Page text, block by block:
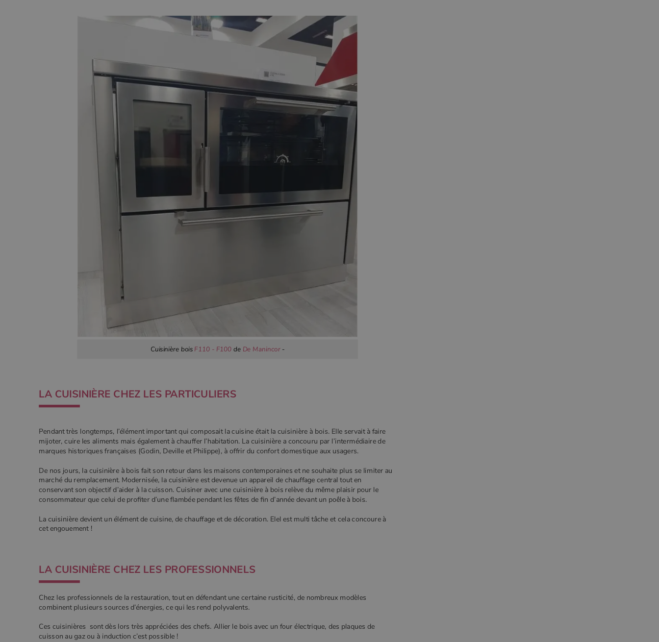
Cuisinière bois F110 - F100 de De Manincor-
LA CUISINIÈRE CHEZ LES PARTICULIERS
Pendant très longtemps, l’élément important qui composait la cuisine était la cuisinière à bois. Elle servait à faire
mijoter, cuire les aliments mais également à chauffer l’habitation. La cuisinière a concouru par l’intermédiaire de
marques historiques françaises (Godin, Deville et Philippe), à offrir du confort domestique aux usagers.
De nos jours, la cuisinière à bois fait son retour dans les maisons contemporaines et ne souhaite plus se limiter au
marché du remplacement. Modernisée, la cuisinière est devenue un appareil de chauffage central tout en
conservant son objectif d’aider à la cuisson. Cuisiner avec une cuisinière à bois relève du même plaisir pour le
consommateur que celui de profiter d’une flambée pendant les fêtes de fin d’année devant un poêle à bois.
La cuisinière devient un élément de cuisine, de chauffage et de décoration. Elel est multi tâche et cela concoure à
cet engouement !
LA CUISINIÈRE CHEZ LES PROFESSIONNELS
Chez les professionnels de la restauration, tout en défendant une certaine rusticité, de nombreux modèles
combinent plusieurs sources d’énergies, ce qui les rend polyvalents.
Ces cuisinières sont dès lors très appréciées des chefs. Allier le bois avec un four électrique, des plaques de
cuisson au gaz ou à induction c’est possible !